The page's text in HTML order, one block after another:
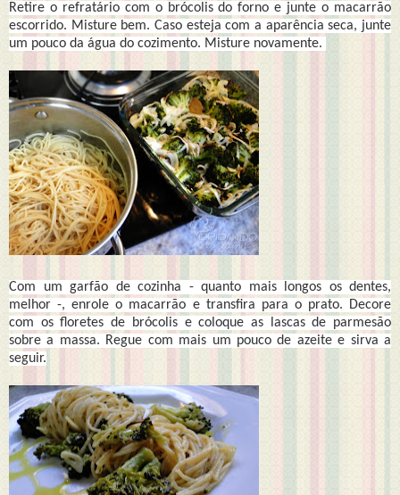
Retire o refratário com o brócolis do forno e junte o macarrão
escorrido. Misture bem. Caso esteja com a aparência seca, junte
um pouco da água do cozimento. Misture novamente.
Com um garfão de cozinha - quanto mais longos os dentes,
melhor -, enrole o macarrão e transfira para o prato. Decore
com os floretes de brócolis e coloque as lascas de parmesão
sobre a massa. Regue com mais um pouco de azeite e sirva a
seguir.